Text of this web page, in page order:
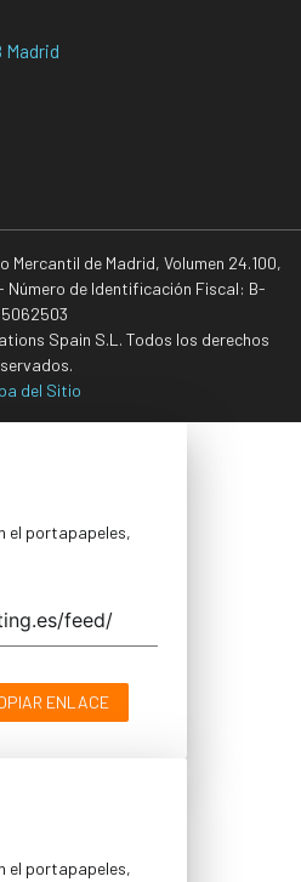
Madrid
Mercantil de Madrid, Volumen 24.100,
Número de Identificación Fiscal: B-
Spain S.L. Todos los derechos
del Sitio
el portapapeles,
ENLACE
el portapapeles,